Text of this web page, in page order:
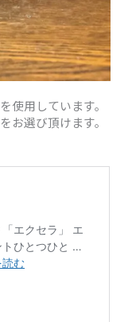
使用しています。
お選び頂けます。